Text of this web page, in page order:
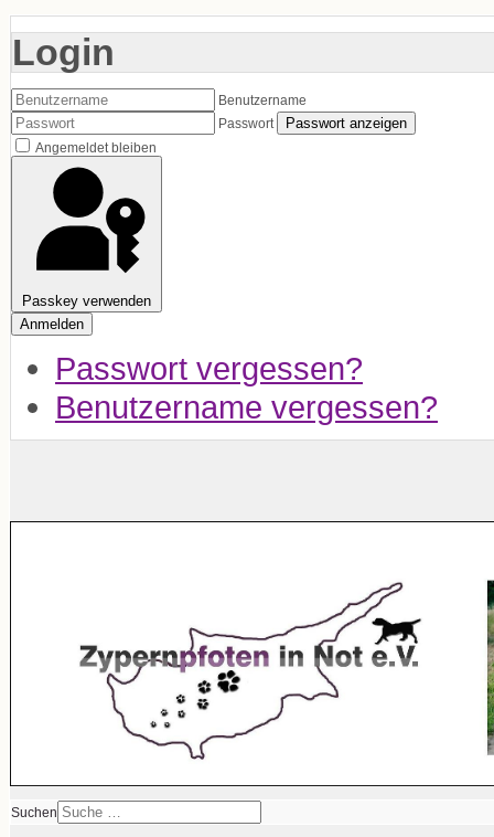
Login
Benutzername
Passwort
Passwort anzeigen
Angemeldet bleiben
Passkey verwenden
Anmelden
Passwort vergessen?
Benutzername vergessen?
Suchen